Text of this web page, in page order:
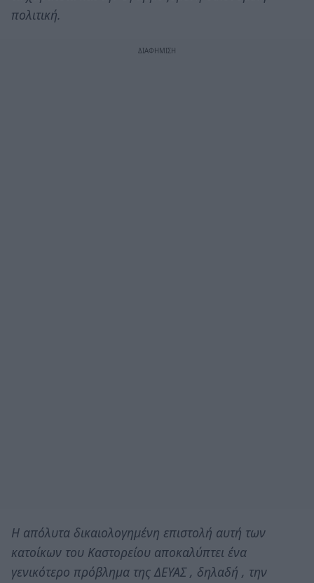
πολιτική.
Η απόλυτα δικαιολογημένη επιστολή αυτή των
κατοίκων του Καστορείου αποκαλύπτει ένα
γενικότερο πρόβλημα της ΔΕΥΑΣ , δηλαδή , την